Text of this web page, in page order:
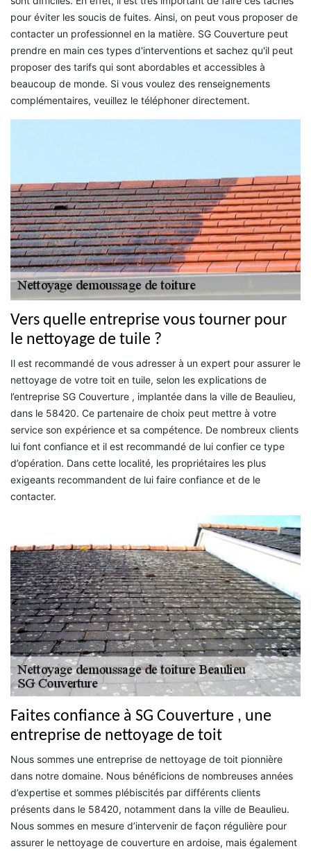
pour éviter les soucis de fuites. Ainsi, on peut vous proposer de
contacter un professionnel en la matière. SG Couverture peut
prendre en main ces types d'interventions et sachez qu'il peut
proposer des tarifs qui sont abordables et accessibles à
beaucoup de monde. Si vous voulez des renseignements
complémentaires, veuillez le téléphoner directement.
Vers quelle entreprise vous tourner pour
le nettoyage de tuile ?
Il est recommandé de vous adresser à un expert pour assurer le
nettoyage de votre toit en tuile, selon les explications de
l’entreprise SG Couverture , implantée dans la ville de Beaulieu,
dans le 58420. Ce partenaire de choix peut mettre à votre
service son expérience et sa compétence. De nombreux clients
lui font confiance et il est recommandé de lui confier ce type
d’opération. Dans cette localité, les propriétaires les plus
exigeants recommandent de lui faire confiance et de le
contacter.
Faites confiance à SG Couverture , une
entreprise de nettoyage de toit
Nous sommes une entreprise de nettoyage de toit pionnière
dans notre domaine. Nous bénéficions de nombreuses années
d’expertise et sommes plébiscités par différents clients
présents dans le 58420, notamment dans la ville de Beaulieu.
Nous sommes en mesure d’intervenir de façon régulière pour
assurer le nettoyage de couverture en ardoise, mais également